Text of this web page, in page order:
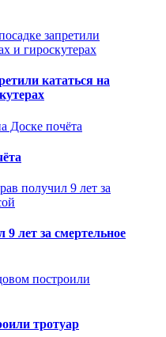
кататься на
9 лет за смертельное
тротуар